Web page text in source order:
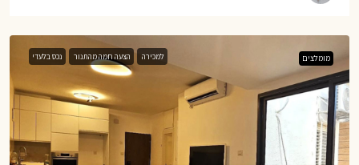
מומלצים למכירה הצעה חמה מהתנור נכס בלעדי